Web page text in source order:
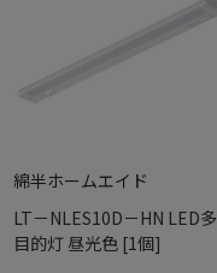
綿半ホームエイド
LT－NLES10D－HN LED多
目的灯 昼光色 [1個]